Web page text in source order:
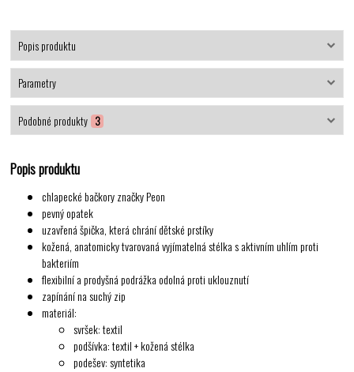
Popis produktu
Parametry
Podobné produkty 3
Popis produktu
chlapecké bačkory značky Peon
pevný opatek
uzavřená špička, která chrání dětské prstíky
kožená, anatomicky tvarovaná vyjímatelná stélka s aktivním uhlím proti
bakteriím
flexibilní a prodyšná podrážka odolná proti uklouznutí
zapínání na suchý zip
materiál:
svršek: textil
podšívka: textil + kožená stélka
podešev: syntetika